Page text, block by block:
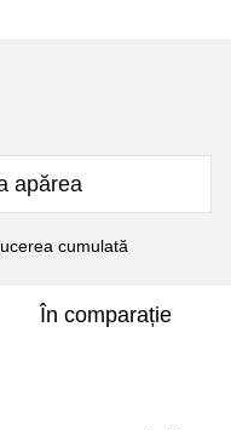
apărea
cumulată
În comparație